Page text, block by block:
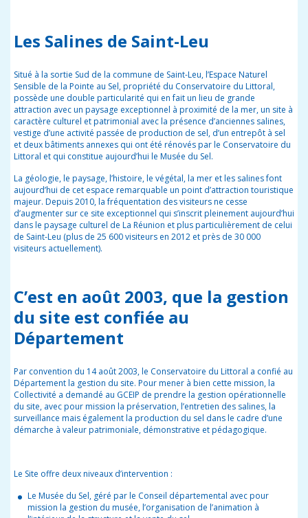
Les Salines de Saint-Leu
Situé à la sortie Sud de la commune de Saint-Leu, l’Espace Naturel
Sensible de la Pointe au Sel, propriété du Conservatoire du Littoral,
possède une double particularité qui en fait un lieu de grande
attraction avec un paysage exceptionnel à proximité de la mer, un site à
caractère culturel et patrimonial avec la présence d’anciennes salines,
vestige d’une activité passée de production de sel, d’un entrepôt à sel
et deux bâtiments annexes qui ont été rénovés par le Conservatoire du
Littoral et qui constitue aujourd’hui le Musée du Sel.
La géologie, le paysage, l’histoire, le végétal, la mer et les salines font
aujourd’hui de cet espace remarquable un point d’attraction touristique
majeur. Depuis 2010, la fréquentation des visiteurs ne cesse
d’augmenter sur ce site exceptionnel qui s’inscritpleinement aujourd’hui
dans le paysage culturel de La Réunion et plus particulièrement de celui
de Saint-Leu (plus de 25 600 visiteurs en 2012 et près de 30 000
visiteurs actuellement).
C’est en août 2003, que la gestion
du site est confiée au
Département
Par convention du 14 août 2003, le Conservatoire du Littoral a confié au
Département la gestion du site. Pour mener à bien cette mission, la
Collectivité a demandé au GCEIP de prendre la gestion opérationnelle
du site, avec pour mission la préservation, l’entretien des salines, la
surveillance mais également la production du sel dans le cadre d’une
démarche à valeur patrimoniale, démonstrative et pédagogique.
Le Site offre deux niveaux d’intervention :
Le Musée du Sel, géré par le Conseil départemental avec pour
mission la gestion du musée, l’organisation de l’animation à